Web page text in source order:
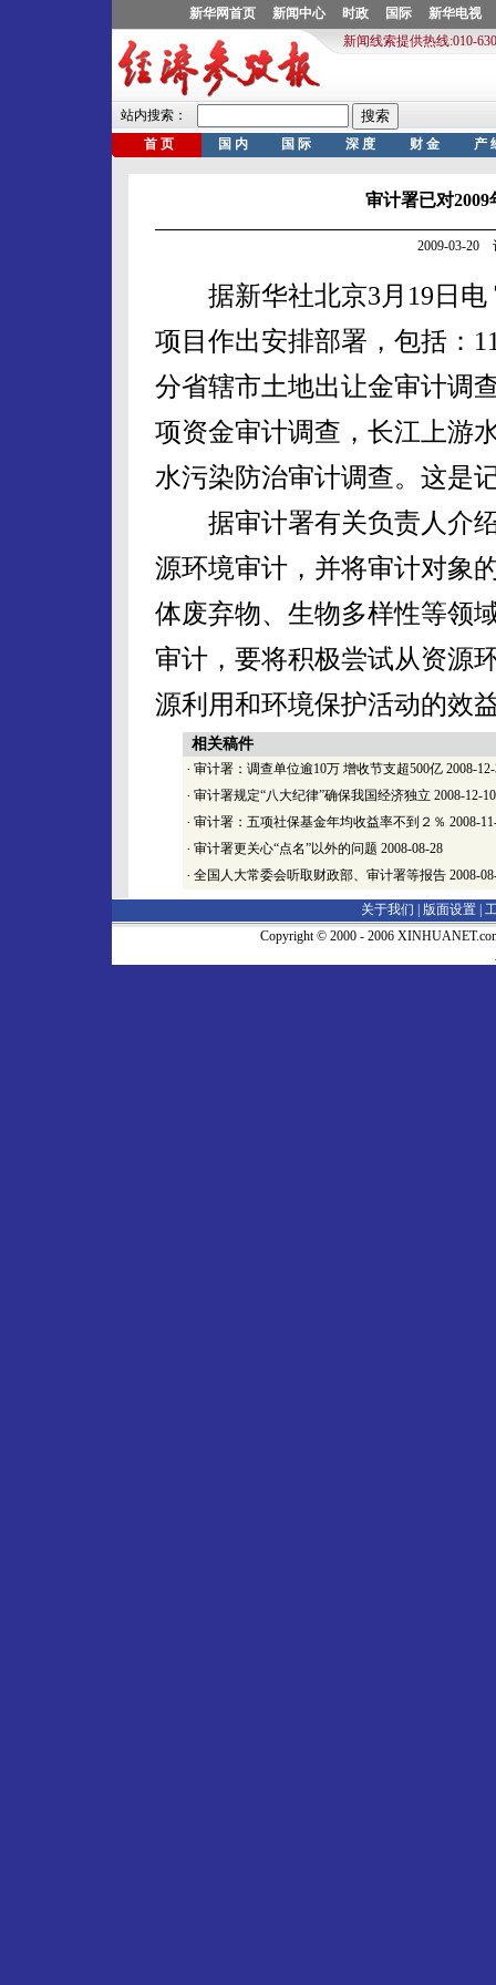
审计署已对
2009-03-20
据新华社北京3月19日电
项目作出安排部署，包括：
分省辖市土地出让金审计调
项资金审计调查，长江上游
水污染防治审计调查。这是
据审计署有关负责人介绍
源环境审计，并将审计对象
体废弃物、生物多样性等领
审计，要将积极尝试从资源
源利用和环境保护活动的效
相关稿件
· 审计署：调查单位逾10万 增收节支超500亿 2008-
· 审计署规定“八大纪律”确保我国经济独立 2008-12-10
· 审计署：五项社保基金年均收益率不到２％ 2008-
· 审计署更关心“点名”以外的问题 2008-08-28
· 全国人大常委会听取财政部、审计署等报告 2008-
关于我们 | 版面设置
Copyright © 2000 - 2006